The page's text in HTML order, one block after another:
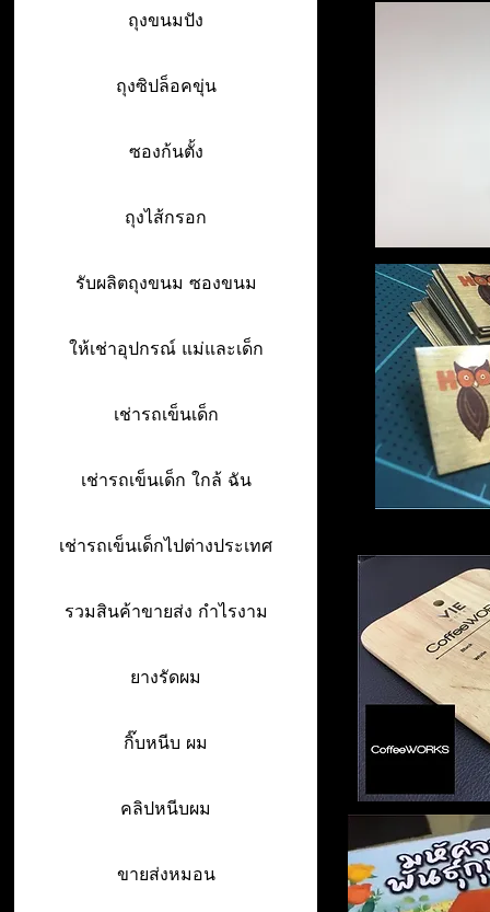
ถุงขนมปัง
ถุงซิปล็อคขุ่น
ซองก้นตั้ง
ถุงไส้กรอก
รับผลิตถุงขนม ซองขนม
ให้เช่าอุปกรณ์ แม่และเด็ก
เช่ารถเข็นเด็ก
เช่ารถเข็นเด็ก ใกล้ ฉัน
เช่ารถเข็นเด็กไปต่างประเทศ
รวมสินค้าขายส่ง กำไรงาม
ยางรัดผม
กิ๊บหนีบ ผม
คลิปหนีบผม
ขายส่งหมอน